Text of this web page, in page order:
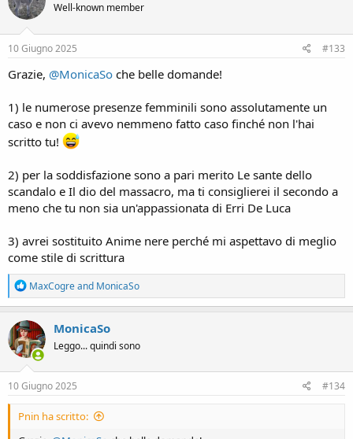
i
o
n
s
Well-known member
10 Giugno 2025 #133
Grazie, @MonicaSo che belle domande!
1) le numerose presenze femminili sono assolutamente un
caso e non ci avevo nemmeno fatto caso finché non l'hai
scritto tu!
2) per la soddisfazione sono a pari merito Le sante dello
scandalo e Il dio del massacro, ma ti consiglierei il secondo a
meno che tu non sia un'appassionata di Erri De Luca
3) avrei sostituito Anime nere perché mi aspettavo di meglio
come stile di scrittura
R
e
a
c
t
i
o
n
s
MaxCogreand MonicaSo
MonicaSo
Leggo... quindi sono
10 Giugno 2025 #134
Pnin ha scritto: